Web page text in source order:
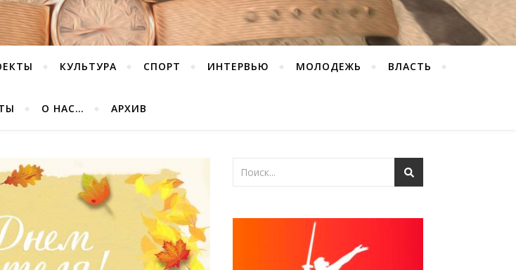
КУЛЬТУРА СПОРТ ИНТЕРВЬЮ МОЛОДЕЖЬ ВЛАСТЬ
О НАС… АРХИВ